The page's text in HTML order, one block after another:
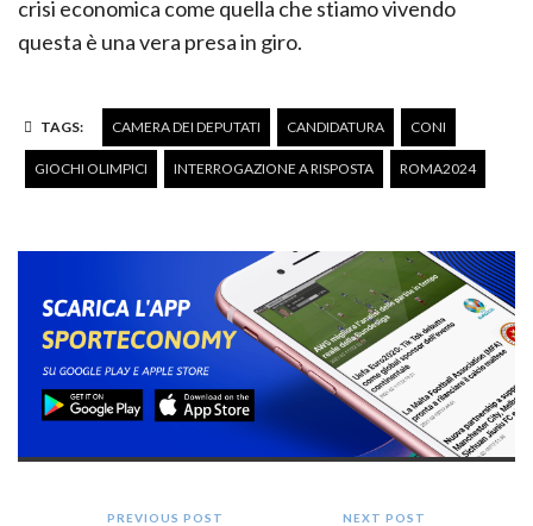
crisi economica come quella che stiamo vivendo
questa è una vera presa in giro.
TAGS: CAMERA DEI DEPUTATI CANDIDATURA CONI
GIOCHI OLIMPICI INTERROGAZIONE A RISPOSTA ROMA2024
PREVIOUS POST NEXT POST